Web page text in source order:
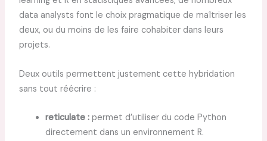
data analysts font le choix pragmatique de maîtriser les
deux, ou du moins de les faire cohabiter dans leurs
projets.
Deux outils permettent justement cette hybridation
sans tout réécrire :
reticulate :permet d’utiliser du code Python
directement dans un environnement R.